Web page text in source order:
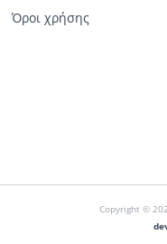
Όροι χρήσης
Copyright ©